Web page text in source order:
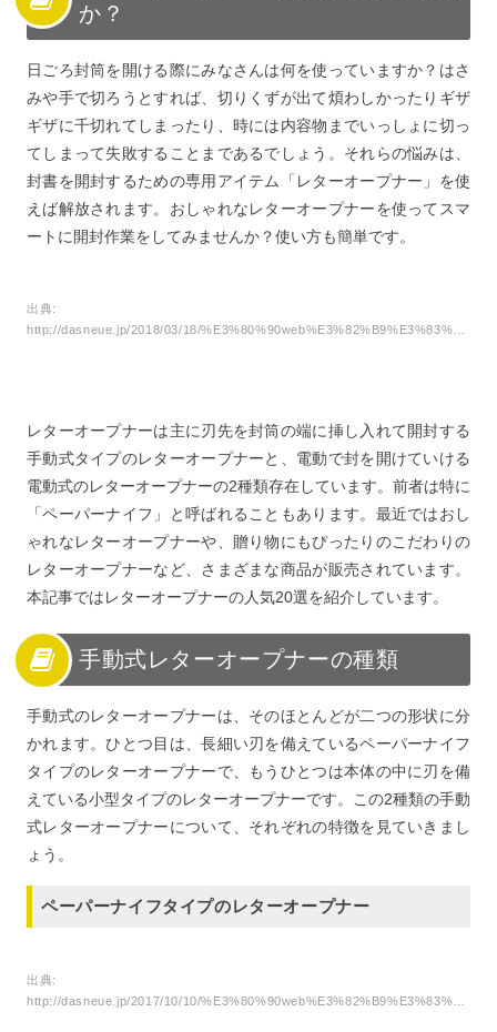
4
電動式レターオープナーのおすすめ人気商品
5
レターオープナーのおすすめ人気商品：コクヨペーパー
ナイフ連続伝票用フラットタイプ
6
レターオープナーのおすすめ人気商品： 3Mスコッチ安全
設計ペーパーカッター
7
レターオープナーのおすすめ人気商品：ミドリレターカ
ッターII
レターオープナーのおすすめ人気商品：プラスレターオ
ープナーブラック電池式
ロwithレターオープナー
12
レターオープナーのおすすめ人気商品：木香屋ペーパー
ナイフリーフ
13
レターオープナーのおすすめ人気商品：イタリアンレザ
ーレターオープナー
14
レターオープナーのおすすめ人気商品：+d バーディーペ
ーパーナイフ
15
おしゃれで便利なレターオープナーを使ってみよう！
か？
日ごろ封筒を開ける際にみなさんは何を使っていますか？はさ
みや手で切ろうとすれば、切りくずが出て煩わしかったりギザ
ギザに千切れてしまったり、時には内容物までいっしょに切っ
てしまって失敗することまであるでしょう。それらの悩みは、
封書を開封するための専用アイテム「レターオープナー」を使
えば解放されます。おしゃれなレターオープナーを使ってスマ
ートに開封作業をしてみませんか？使い方も簡単です。
出典:
http://dasneue.jp/2018/03/18/%E3%80%90web%E3%82%B9%E3%83%88%E3%82%A2%E3%81%ABup%E3%80%91%E3%83%AC%E3%82%B6%E3%83%BC%E3%82%AB%E3%83%90%E3%83%BC%E4%BB%98%E3%81%8D%E3%81%AE%E3%83%AC%E3%82%BF%E3%83%BC%E3%82%AA%E3%83%BC%E3%83%97/
レターオープナーは主に刃先を封筒の端に挿し入れて開封する
手動式タイプのレターオープナーと、電動で封を開けていける
電動式のレターオープナーの2種類存在しています。前者は特に
「ペーパーナイフ」と呼ばれることもあります。最近ではおし
ゃれなレターオープナーや、贈り物にもぴったりのこだわりの
レターオープナーなど、さまざまな商品が販売されています。
本記事ではレターオープナーの人気20選を紹介しています。
手動式レターオープナーの種類
手動式のレターオープナーは、そのほとんどが二つの形状に分
かれます。ひとつ目は、長細い刃を備えているペーパーナイフ
タイプのレターオープナーで、もうひとつは本体の中に刃を備
えている小型タイプのレターオープナーです。この2種類の手動
式レターオープナーについて、それぞれの特徴を見ていきまし
ょう。
ペーパーナイフタイプのレターオープナー
出典:
http://dasneue.jp/2017/10/10/%E3%80%90web%E3%82%B9%E3%83%88%E3%82%A2%E3%81%ABup%E3%80%91%E3%83%A8%E3%83%BC%E3%83%AD%E3%83%94%E3%82%A2%E3%83%B3%E3%81%AA%E3%83%87%E3%82%B6%E3%82%A4%E3%83%B3%E3%81%8C%E7%BE%8E%E3%81%97%E3%81%84/